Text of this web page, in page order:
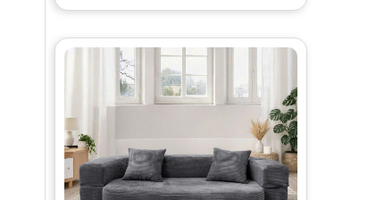
Trong 1?